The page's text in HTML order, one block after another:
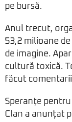
pe bursă.
Anul trecut,
53,2 milioane
de imagine.
cultură toxică.
făcut
Speranțe
Clan a anunțat